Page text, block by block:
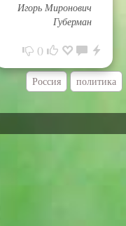
Игорь Миронович
Губерман
0
Россия политика